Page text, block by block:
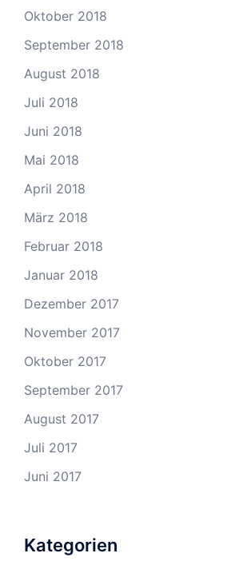
Oktober 2018
September 2018
August 2018
Juli 2018
Juni 2018
Mai 2018
April 2018
März 2018
Februar 2018
Januar 2018
Dezember 2017
November 2017
Oktober 2017
September 2017
August 2017
Juli 2017
Juni 2017
Kategorien